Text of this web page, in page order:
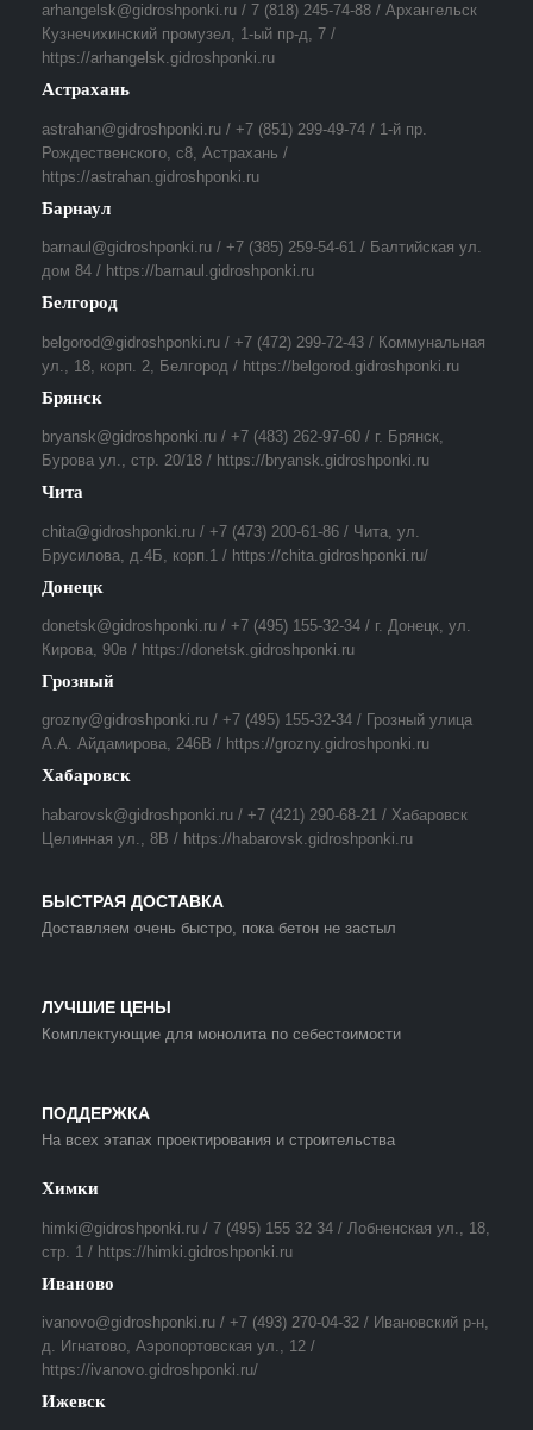
arhangelsk@gidroshponki.ru / 7 (818) 245-74-88 / Архангельск
Кузнечихинский промузел, 1-ый пр-д, 7 /
https://arhangelsk.gidroshponki.ru
Астрахань
astrahan@gidroshponki.ru / +7 (851) 299-49-74 / 1-й пр.
Рождественского, с8, Астрахань /
https://astrahan.gidroshponki.ru
Барнаул
barnaul@gidroshponki.ru / +7 (385) 259-54-61 / Балтийская ул.
дом 84 / https://barnaul.gidroshponki.ru
Белгород
belgorod@gidroshponki.ru / +7 (472) 299-72-43 / Коммунальная
ул., 18, корп. 2, Белгород / https://belgorod.gidroshponki.ru
Брянск
bryansk@gidroshponki.ru / +7 (483) 262-97-60 / г. Брянск,
Бурова ул., стр. 20/18 / https://bryansk.gidroshponki.ru
Чита
chita@gidroshponki.ru / +7 (473) 200-61-86 / Чита, ул.
Брусилова, д.4Б, корп.1 / https://chita.gidroshponki.ru/
Донецк
donetsk@gidroshponki.ru / +7 (495) 155-32-34 / г. Донецк, ул.
Кирова, 90в / https://donetsk.gidroshponki.ru
Грозный
grozny@gidroshponki.ru / +7 (495) 155-32-34 / Грозный улица
А.А. Айдамирова, 246В / https://grozny.gidroshponki.ru
Хабаровск
habarovsk@gidroshponki.ru / +7 (421) 290-68-21 / Хабаровск
Целинная ул., 8В / https://habarovsk.gidroshponki.ru
БЫСТРАЯ ДОСТАВКА
Доставляем очень быстро, пока бетон не застыл
ЛУЧШИЕ ЦЕНЫ
Комплектующие для монолита по себестоимости
ПОДДЕРЖКА
На всех этапах проектирования и строительства
Химки
himki@gidroshponki.ru / 7 (495) 155 32 34 / Лобненская ул., 18,
стр. 1 / https://himki.gidroshponki.ru
Иваново
ivanovo@gidroshponki.ru / +7 (493) 270-04-32 / Ивановский р-н,
д. Игнатово, Аэропортовская ул., 12 /
https://ivanovo.gidroshponki.ru/
Ижевск